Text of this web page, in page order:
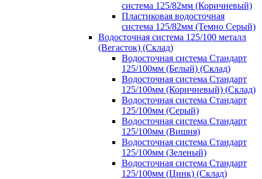
система 125/82мм (Коричневый)
Пластиковая водосточная
система 125/82мм (Темно Серый)
Водосточная система 125/100 металл
(Вегасток) (Склад)
Водосточная система Стандарт
125/100мм (Белый) (Склад)
Водосточная система Стандарт
125/100мм (Коричневый) (Склад)
Водосточная система Стандарт
125/100мм (Серый)
Водосточная система Стандарт
125/100мм (Вишня)
Водосточная система Стандарт
125/100мм (Зеленый)
Водосточная система Стандарт
125/100мм (Цинк) (Склад)